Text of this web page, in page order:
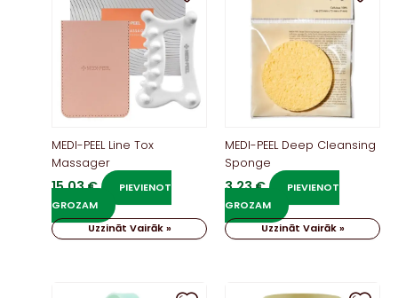
MEDI-PEEL Line Tox
Massager
15,03€
PIEVIENOT
GROZAM
Uzzināt Vairāk »
MEDI-PEEL Deep Cleansing
Sponge
3,23€
PIEVIENOT
GROZAM
Uzzināt Vairāk »